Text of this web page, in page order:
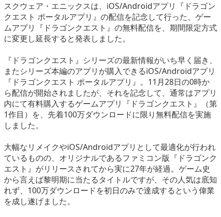
イベント/セミナー
eスポーツ
スクウェア・エニックスは、iOS/Androidアプリ『ドラゴン
クエスト ポータルアプリ』の配信を記念して行った、ゲー
ムアプリ『ドラゴンクエスト』の無料配信を、期間限定方式
に変更し延長すると発表しました。
『ドラゴンクエスト』シリーズの最新情報がいち早く届き、
またシリーズ本編のアプリが購入できるiOS/Androidアプリ
『ドラゴンクエスト ポータルアプリ』。11月28日の0時か
ら配信が開始されましたが、それを記念して、通常はアプリ
内にて有料購入するゲームアプリ『ドラゴンクエスト』（第
1作目）を、先着100万ダウンロードに限り無料配信を実施
しました。
大幅なリメイクやiOS/Androidアプリとして最適化が行われ
ているものの、オリジナルであるファミコン版『ドラゴンク
エスト』がリリースされてから実に27年が経過。ゲーム史
から言えば黎明期に当たるタイトルですが、その人気は底知
れず、100万ダウンロードを初日のみで達成するという偉業
を成し遂げました。